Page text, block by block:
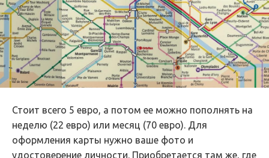
Стоит всего 5 евро, а потом ее можно пополнять на
неделю (22 евро) или месяц (70 евро). Для
оформления карты нужно ваше фото и
удостоверение личности. Приобретается там же, где